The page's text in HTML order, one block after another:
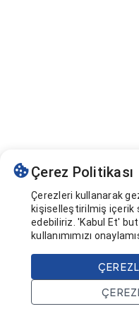
Ana Sayfa Ara
Çerez Politikası
Çerezleri kullanarak
kişiselleştirilmiş içerik
edebiliriz. 'Kabul Et'
kullanımımızı